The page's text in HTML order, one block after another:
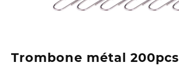
Trombone métal 200pcs